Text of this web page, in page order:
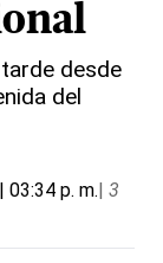
desde
del
03:34 p. m.| 3